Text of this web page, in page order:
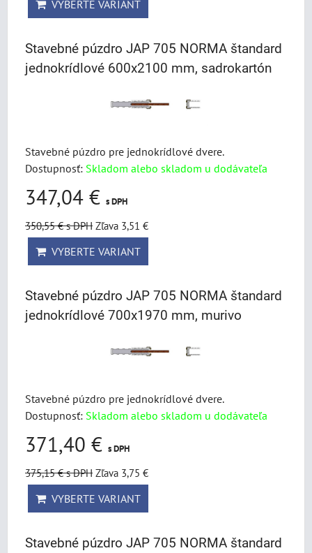
VYBERTE VARIANT
Stavebné púzdro JAP 705 NORMA štandard
jednokrídlové 600x2100 mm, sadrokartón
Stavebné púzdro pre jednokrídlové dvere.
Dostupnosť: Skladom alebo skladom u dodávateľa
347,04 € s DPH
350,55 €s DPH Zľava 3,51 €
VYBERTE VARIANT
Stavebné púzdro JAP 705 NORMA štandard
jednokrídlové 700x1970 mm, murivo
Stavebné púzdro pre jednokrídlové dvere.
Dostupnosť: Skladom alebo skladom u dodávateľa
371,40 € s DPH
375,15 €s DPH Zľava 3,75 €
VYBERTE VARIANT
Stavebné púzdro JAP 705 NORMA štandard